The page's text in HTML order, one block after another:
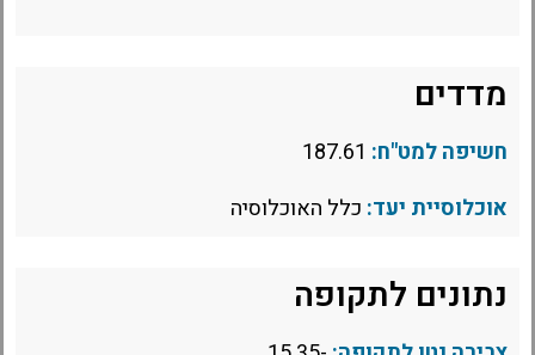
מדדים
חשיפה למט"ח:
אוכלוסיית יעד: כלל האוכלוסיה
נתונים לתקופה